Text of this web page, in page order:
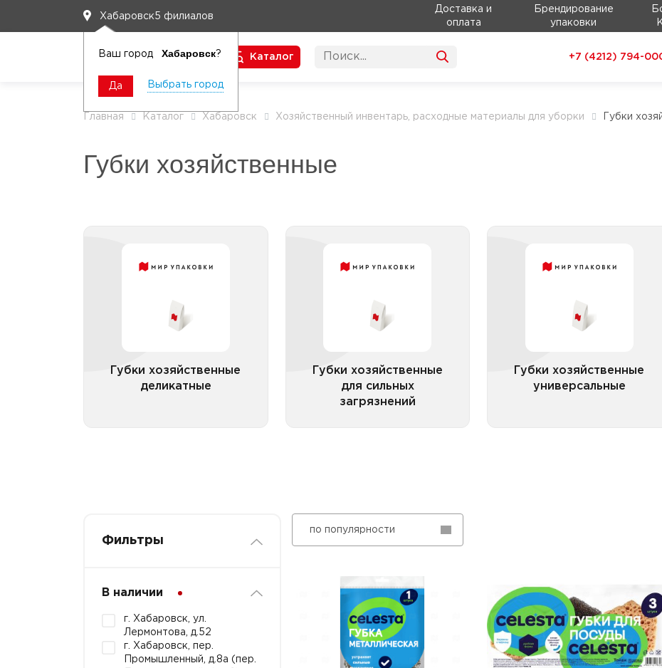
Хабаровск5 филиалов
Ваш город Хабаровск?
Да Выбрать город
Доставка и
оплата
Брендирование
упаковки
Каталог +7 (4212) 794-
Главная Каталог Хабаровск Хозяйственный инвентарь, расходные материалы для уборки Губки
Губки хозяйственные
Губки хозяйственные
деликатные
деликатные
пенополиуретановые
Губки хозяйственные
Губки хозяйственные
для сильных
загрязнений
для сильных
Металлические губки
хозяйственные
Все категории
Губки хозяйственные
универсальные
универсальные
меламиновые
Губки хозяйственные
Фильтры
В наличии
г. Хабаровск, ул.
Лермонтова, д.52
г. Хабаровск, пер.
Промышленный, д.8а (пер.
по популярности